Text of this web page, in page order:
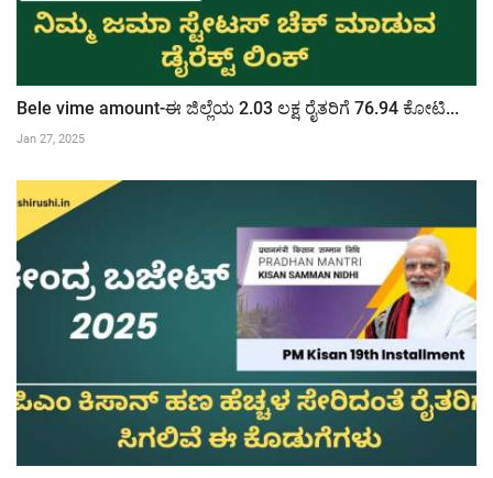
Bele vime amount-ಈ ಜಿಲ್ಲೆಯ 2.03 ಲಕ್ಷ ರೈತರಿಗೆ 76.94 ಕೋಟಿ...
Jan 27, 2025